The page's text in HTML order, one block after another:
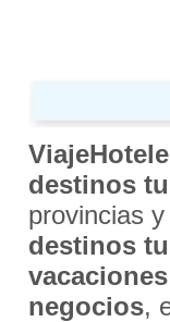
destinos
provincias
destinos
vacaciones
negocios,